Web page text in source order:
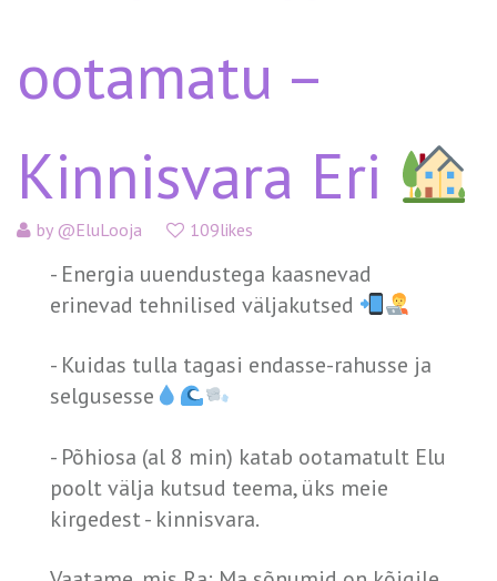
ootamatu –
Kinnisvara Eri
by @EluLooja 109likes
- Energia uuendustega kaasnevad
erinevad tehnilised väljakutsed
- Kuidas tulla tagasi endasse-rahusse ja
selgusesse
- Põhiosa (al 8 min) katab ootamatult Elu
poolt välja kutsud teema, üks meie
kirgedest - kinnisvara.